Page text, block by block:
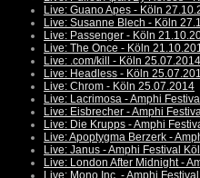
Live: Guano Apes - Köln
Live: Susanne Blech - Köln
Live: Passenger - Köln
Live: The Once - Köln
Live: .com/kill - Köln 25.07.2014
Live: Headless - Köln
Live: Chrom - Köln 25.07.2014
Live: Lacrimosa - Amphi
Live: Eisbrecher - Amphi
Live: Die Krupps - Amphi
Live: Apoptygma Berzerk -
Live: Janus - Amphi Festival
Live: London After Midnight -